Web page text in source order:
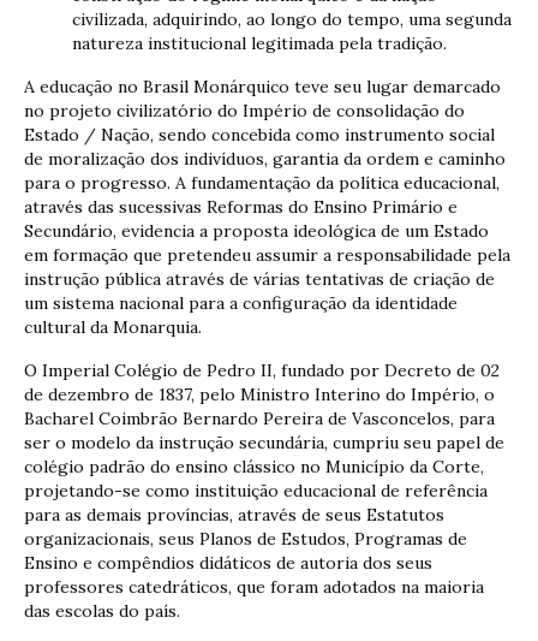
civilizada, adquirindo, ao longo do tempo, uma segunda
natureza institucional legitimada pela tradição.
A educação no Brasil Monárquico teve seu lugar demarcado
no projeto civilizatório do Império de consolidação do
Estado / Nação, sendo concebida como instrumento social
de moralização dos indivíduos, garantia da ordem e caminho
para o progresso. A fundamentação da política educacional,
através das sucessivas Reformas do Ensino Primário e
Secundário, evidencia a proposta ideológica de um Estado
em formação que pretendeu assumir a responsabilidade pela
instrução pública através de várias tentativas de criação de
um sistema nacional para a configuração da identidade
cultural da Monarquia.
O Imperial Colégio de Pedro II, fundado por Decreto de 02
de dezembro de 1837, pelo Ministro Interino do Império, o
Bacharel Coimbrão Bernardo Pereira de Vasconcelos, para
ser o modelo da instrução secundária, cumpriu seu papel de
colégio padrão do ensino clássico no Município da Corte,
projetando-se como instituição educacional de referência
para as demais províncias, através de seus Estatutos
organizacionais, seus Planos de Estudos, Programas de
Ensino e compêndios didáticos de autoria dos seus
professores catedráticos, que foram adotados na maioria
das escolas do país.